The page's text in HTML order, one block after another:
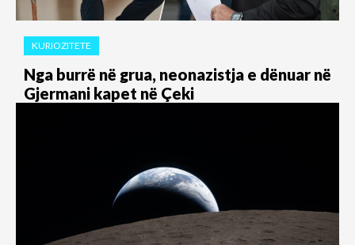
KURIOZITETE
Nga burrë në grua, neonazistja e dënuar në
Gjermani kapet në Çeki